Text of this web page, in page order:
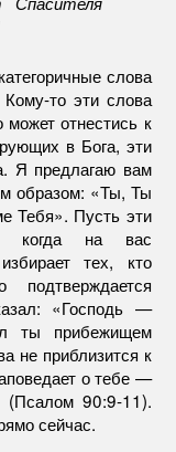
слова
то эти слова
может отнестись к
в Бога, эти
Я предлагаю вам
образом: «Ты, Ты
Тебя». Пусть эти
когда на вас
тех, кто
«Господь —
ты прибежищем
не приблизится к
о тебе —
(Псалом 90:9-11).
сейчас.